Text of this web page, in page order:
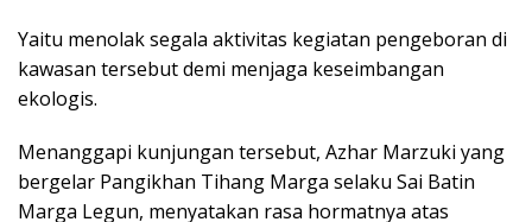
Yaitu menolak segala aktivitas kegiatan pengeboran di
kawasan tersebut demi menjaga keseimbangan
ekologis.
Menanggapi kunjungan tersebut, Azhar Marzuki yang
bergelar Pangikhan Tihang Marga selaku Sai Batin
Marga Legun, menyatakan rasa hormatnya atas